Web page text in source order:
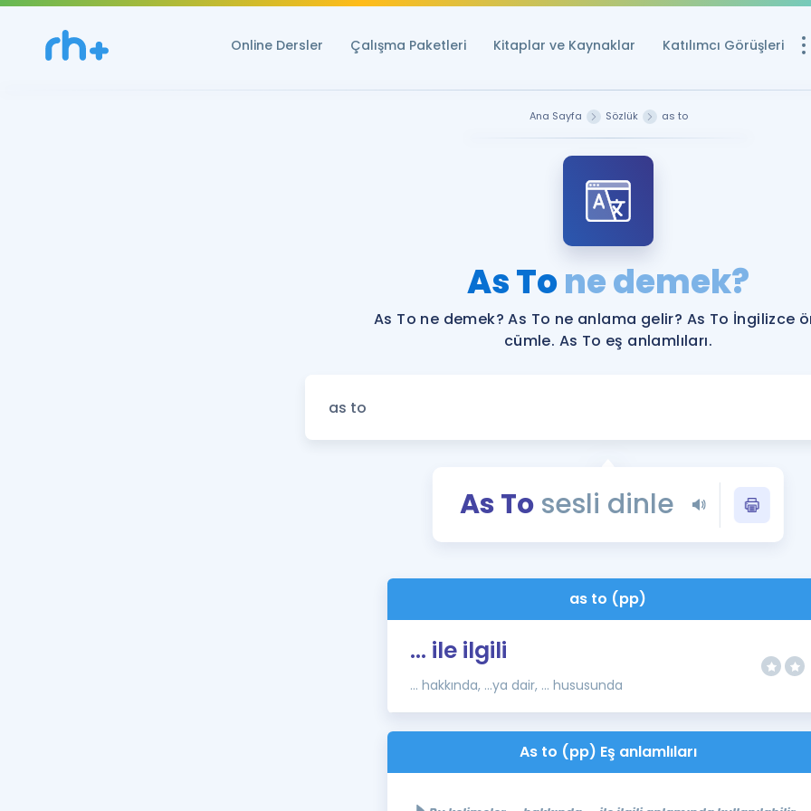
Online Dersler Çalışma Paketleri Kitaplar ve Kaynaklar Katılımcı Görüşleri
YDS ve YÖKDİL
Rehberlik Aracı
YDS ve YÖKDİL'e
Tüm ÖSYM
YDS - YÖKDİL
İngilizce Gramer
Ana Sayfa Sözlük as to
As Tone demek?
As To ne demek? As To ne anlama gelir? As To İngilizce
cümle. As To eş anlamlıları.
As Tosesli dinle
as to (pp)
… ile ilgili
... hakkında, ...ya dair, ... hususunda
As to (pp) Eş anlamlıları